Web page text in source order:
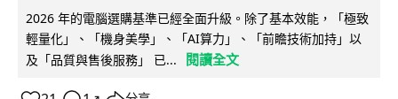
2026 年的電腦選購基準已經全面升級。除了基本效能，「極致
輕量化」、「機身美學」、「AI算力」、「前瞻技術加持」以
及「品質與售後服務」 已...
閱讀全文